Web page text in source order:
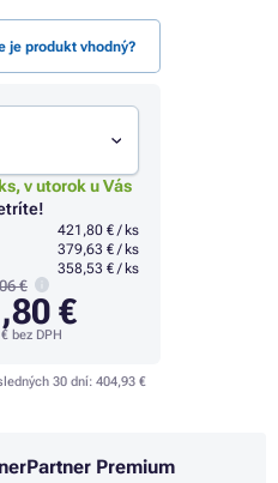
je produkt vhodný?
v utorok u Vás
421,80 € / ks
379,63 € / ks
358,53 € / ks
€
€
bez DPH
30 dní: 404,93 €
Premium